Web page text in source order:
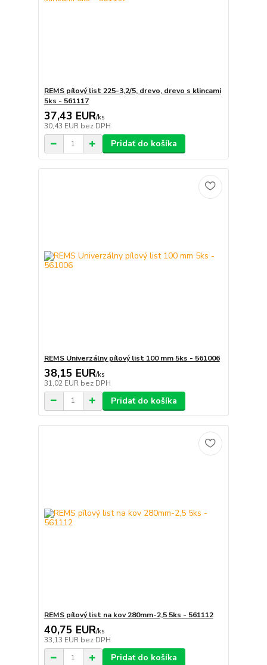
REMS pílový list 225-3,2/5, drevo, drevo s klincami
5ks - 561117
37,43 EUR/ks
30,43 EUR bez DPH
Pridať do košíka
REMS Univerzálny pílový list 100 mm 5ks - 561006
38,15 EUR/ks
31,02 EUR bez DPH
Pridať do košíka
REMS pílový list na kov 280mm-2,5 5ks - 561112
40,75 EUR/ks
33,13 EUR bez DPH
Pridať do košíka